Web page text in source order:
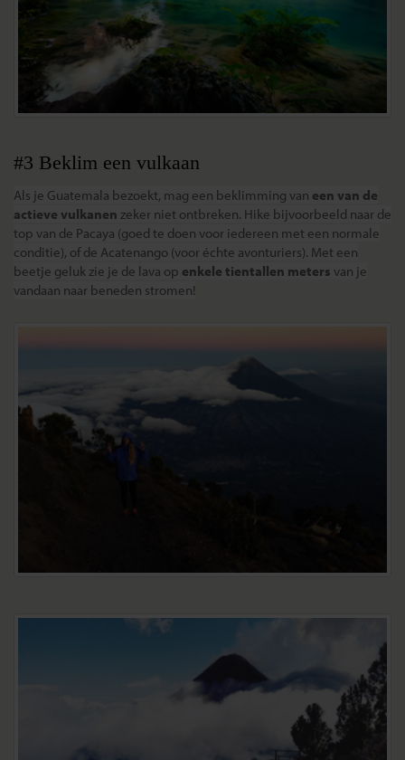
#3 Beklim een vulkaan
Als je Guatemala bezoekt, mag een beklimming van een van de
actieve vulkanen zeker niet ontbreken. Hike bijvoorbeeld naar de
top van de Pacaya (goed te doen voor iedereen met een normale
conditie), of de Acatenango (voor échte avonturiers). Met een
beetje geluk zie je de lava op enkele tientallen meters van je
vandaan naar beneden stromen!